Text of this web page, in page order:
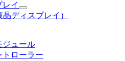
イ
ディスプレイ）
ジュール
トローラー